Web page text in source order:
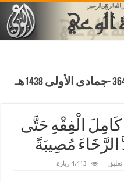
السنة الواحدة والثلاثين العدد 364 -جمادى الأولى 1438هـ
كَامِلَ الْفِقْهِ حَتَّى
الرَّخَاءَ مُصِيبَةً
4,413 زيارة